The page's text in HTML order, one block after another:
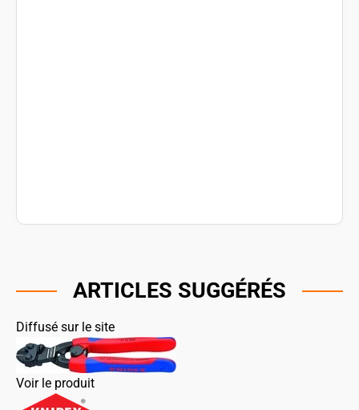
ARTICLES SUGGÉRÉS
Diffusé sur le site
Voir le produit